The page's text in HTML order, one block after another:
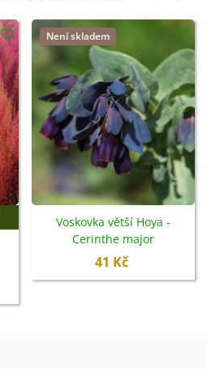
Není skladem
Voskovka větší Hoya -
Cerinthe major
purpurescens - semena -
41 Kč